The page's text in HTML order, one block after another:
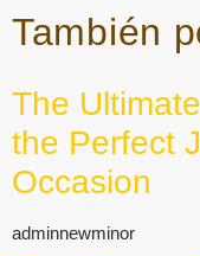
También
The
the Perfect
Occasion
adminnewminor